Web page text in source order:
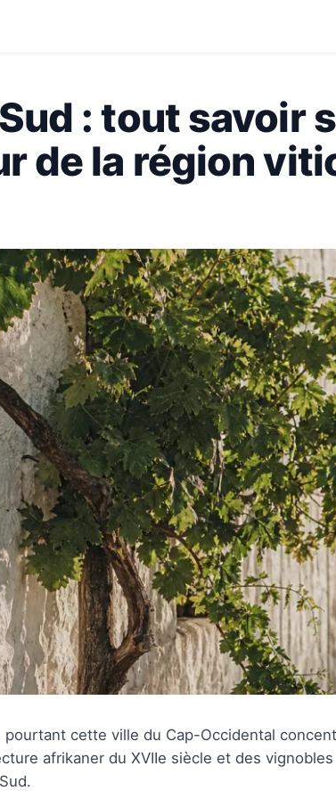
: tout savoir
de la région
cette ville du Cap-Occidental
afrikaner du XVIIe siècle et des vignobles